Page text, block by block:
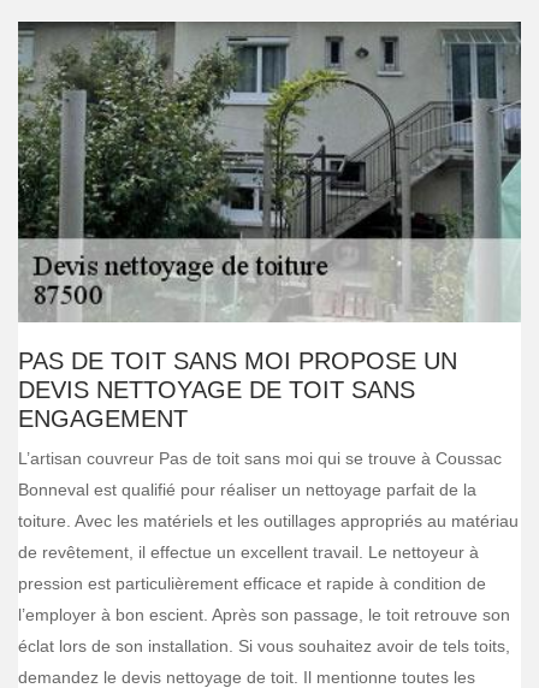
PAS DE TOIT SANS MOI PROPOSE UN
DEVIS NETTOYAGE DE TOIT SANS
ENGAGEMENT
L’artisan couvreur Pas de toit sans moi qui se trouve à Coussac
Bonneval est qualifié pour réaliser un nettoyage parfait de la
toiture. Avec les matériels et les outillages appropriés au matériau
de revêtement, il effectue un excellent travail. Le nettoyeur à
pression est particulièrement efficace et rapide à condition de
l’employer à bon escient. Après son passage, le toit retrouve son
éclat lors de son installation. Si vous souhaitez avoir de tels toits,
demandez le devis nettoyage de toit. Il mentionne toutes les